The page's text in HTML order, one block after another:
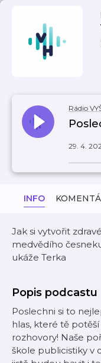
Rádio
29. 4.
INFO
Jak si vytvořit
medvědího
ukáže Terka
Popis podcastu
Poslechni si to
hlas, které tě
rozhovory! Naše
škole publicistiky v